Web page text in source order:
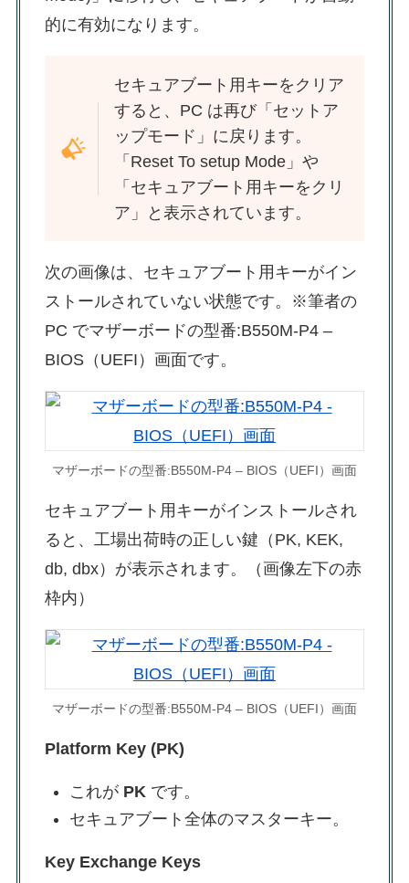
的に有効になります。
セキュアブート用キーをクリア
すると、PC は再び「セットア
ップモード」に戻ります。
「Reset To setup Mode」や
「セキュアブート用キーをクリ
ア」と表示されています。
次の画像は、セキュアブート用キーがイン
ストールされていない状態です。※筆者の
PC でマザーボードの型番:B550M-P4 –
BIOS（UEFI）画面です。
マザーボードの型番:B550M-P4 – BIOS（UEFI）画面
セキュアブート用キーがインストールされ
ると、工場出荷時の正しい鍵（PK, KEK,
db, dbx）が表示されます。（画像左下の赤
枠内）
マザーボードの型番:B550M-P4 – BIOS（UEFI）画面
Platform Key (PK)
これが PK です。
セキュアブート全体のマスターキー。
Key Exchange Keys